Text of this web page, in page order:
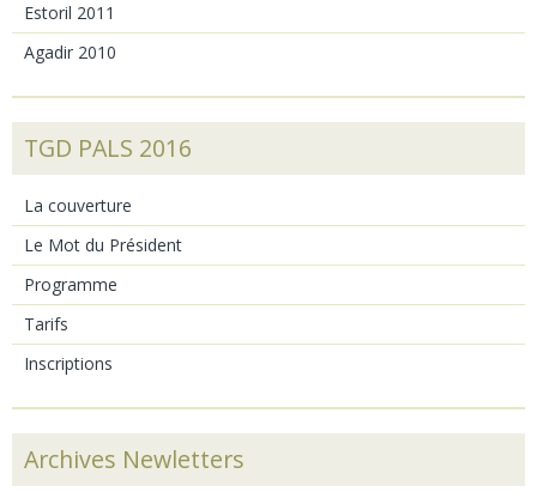
Estoril 2011
Agadir 2010
TGD PALS 2016
La couverture
Le Mot du Président
Programme
Tarifs
Inscriptions
Archives Newletters